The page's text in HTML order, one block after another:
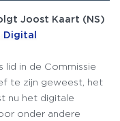
Joost Kaart (NS)
Digital
lid in de Commissie
te zijn geweest, het
nu het digitale
onder andere